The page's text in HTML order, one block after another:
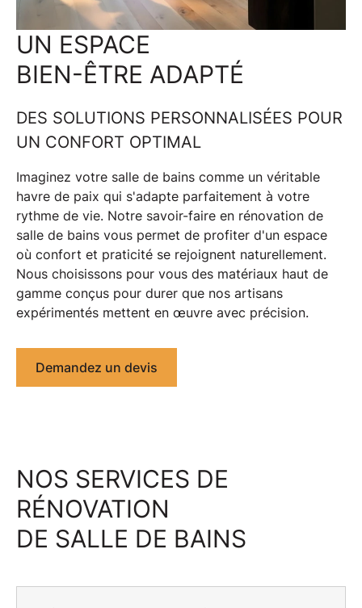
UN ESPACE
BIEN-ÊTRE ADAPTÉ
DES SOLUTIONS PERSONNALISÉES POUR
UN CONFORT OPTIMAL
Imaginez votre salle de bains comme un véritable
havre de paix qui s'adapte parfaitement à votre
rythme de vie. Notre savoir-faire en rénovation de
salle de bains vous permet de profiter d'un espace
où confort et praticité se rejoignent naturellement.
Nous choisissons pour vous des matériaux haut de
gamme conçus pour durer que nos artisans
expérimentés mettent en œuvre avec précision.
Demandez un devis
NOS SERVICES DE
RÉNOVATION
DE SALLE DE BAINS